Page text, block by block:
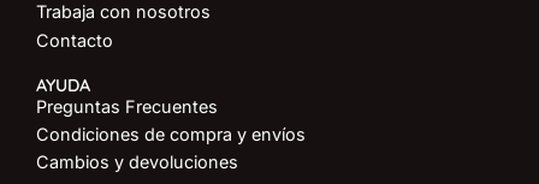
Trabaja con nosotros
Contacto
AYUDA
Preguntas Frecuentes
Condiciones de compra y envíos
Cambios y devoluciones